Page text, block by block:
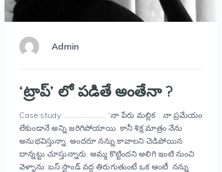
Admin
‘ట్రాప్’ లో పడితే అంతేనా ?
Case study ………………….. “నా పేరు మల్లిక .. నా ప్రమేయం
లేకుండానే అన్ని జరిగిపోయాయి. కానీ శిక్ష మాత్రం నేను
అనుభవిస్తున్నా. అందరూ నన్ను కావాలని చెడిపోయిన
దాన్నట్టు చూస్తున్నారు. అమ్మ కొట్టిందని అలిగి ఇంటి నుంచి
వెళ్ళాను. బస్ స్టాండ్ వద్ద తిరుగుతుంటే ఒక ఆంటీ నన్ను